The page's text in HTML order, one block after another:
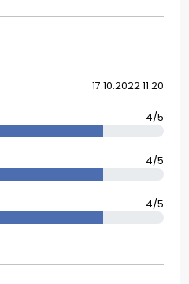
17.10.2022 11:20
4/5
4/5
4/5